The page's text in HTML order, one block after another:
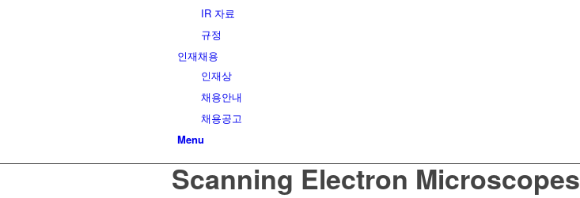
IR 자료
규정
인재채용
인재상
채용안내
채용공고
Menu
Scanning Electron Microscopes